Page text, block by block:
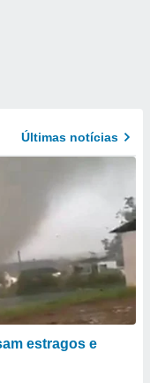
Últimas notícias
estragos e